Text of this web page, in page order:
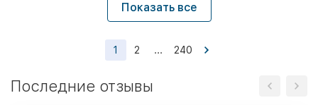
Показать все
1 2 ... 240
Последние отзывы